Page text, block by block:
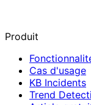
Produit
Cas d'usage
KB Incidents
Trend